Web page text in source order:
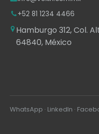
+52 81 1234 4466
Hamburgo 312, Col.
64840, México
WhatsApp · LinkedIn ·